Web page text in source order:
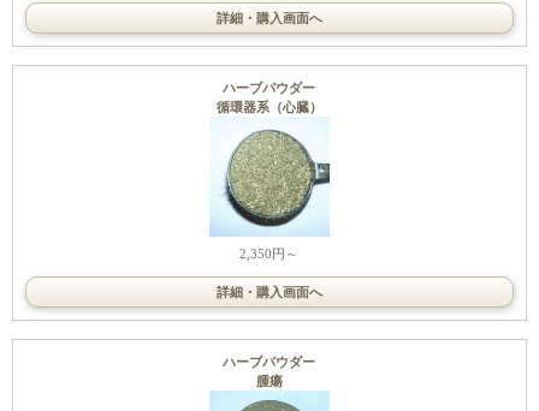
詳細・購入画面へ
ハーブパウダー
循環器系（心臓）
2,350円～
詳細・購入画面へ
ハーブパウダー
腫瘍